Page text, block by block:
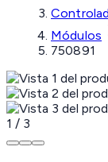
Módulos
750891
1 / 3